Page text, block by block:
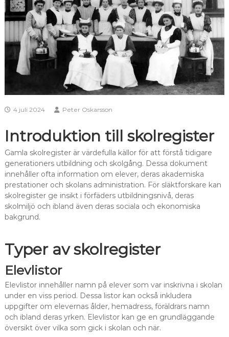
4 juli 2024 Peter Oskarsson
Introduktion till skolregister
Gamla skolregister är värdefulla källor för att förstå tidigare
generationers utbildning och skolgång. Dessa dokument
innehåller ofta information om elever, deras akademiska
prestationer och skolans administration. För släktforskare kan
skolregister ge insikt i förfäders utbildningsnivå, deras
skolmiljö och ibland även deras sociala och ekonomiska
bakgrund.
Typer av skolregister
Elevlistor
Elevlistor innehåller namn på elever som var inskrivna i skolan
under en viss period. Dessa listor kan också inkludera
uppgifter om elevernas ålder, hemadress, föräldrars namn
och ibland deras yrken. Elevlistor kan ge en grundläggande
översikt över vilka som gick i skolan och när.